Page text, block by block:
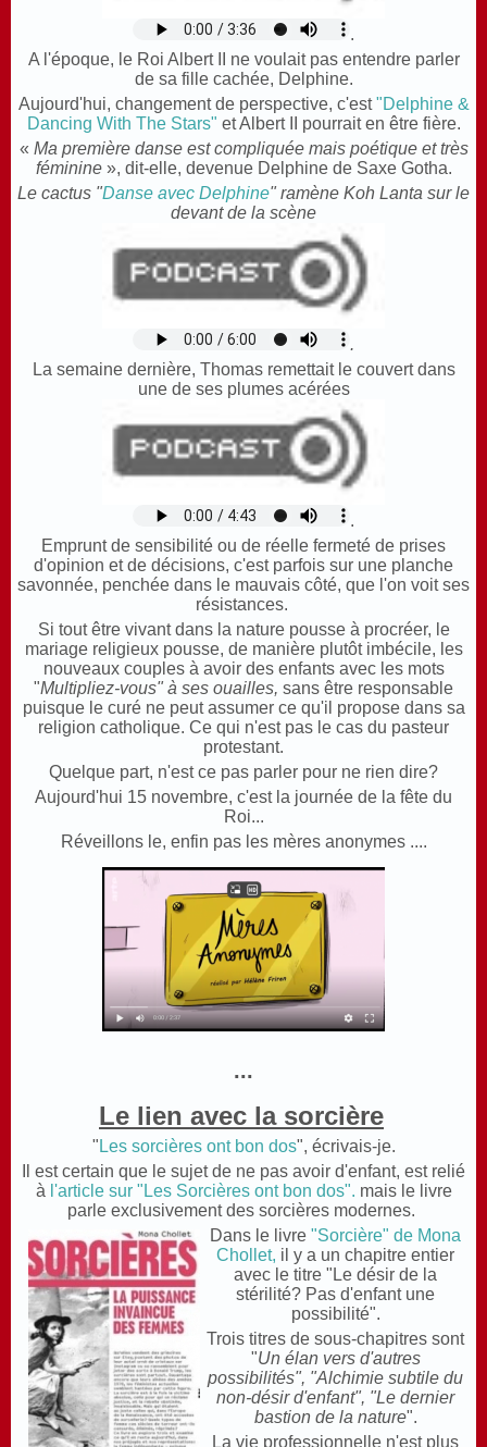
.
A l'époque, le Roi Albert II ne voulait pas entendre parler
de sa fille cachée, Delphine.
Aujourd'hui, changement de perspective, c'est"Delphine &
Dancing With The Stars" et Albert II pourrait en être fière.
« Ma première danse est compliquée mais poétique et très
féminine », dit-elle, devenue Delphine de Saxe Gotha.
Le cactus "Danse avec Delphine" ramène Koh Lanta sur le
devant de la scène
.
La semaine dernière, Thomas remettait le couvert dans
une de ses plumes acérées
.
Emprunt de sensibilité ou de réelle fermeté de prises
d'opinion et de décisions, c'est parfois sur une planche
savonnée, penchée dans le mauvais côté, que l'on voit ses
résistances.
Si tout être vivant dans la nature pousse à procréer, le
mariage religieux pousse, de manière plutôt imbécile, les
nouveaux couples à avoir des enfants avec les mots
"Multipliez-vous" à ses ouailles, sans être responsable
puisque le curé ne peut assumer ce qu'il propose dans sa
religion catholique. Ce qui n'est pas le cas du pasteur
protestant.
Quelque part, n'est ce pas parler pour ne rien dire?
Aujourd'hui 15 novembre, c'est la journée de la fête du
Roi...
Réveillons le, enfin pas les mères anonymes ....
...
Le lien avec la sorcière
" Les sorcières ont bon dos", écrivais-je.
Il est certain que le sujet de ne pas avoir d'enfant, est relié
à l'article sur "Les Sorcières ont bon dos". mais le livre
parle exclusivement des sorcières modernes.
Dans le livre"Sorcière" de Mona
Chollet, il y a un chapitre entier
avec le titre "Le désir de la
stérilité? Pas d'enfant une
possibilité".
Trois titres de sous-chapitres sont
"Un élan vers d'autres
possibilités", "Alchimie subtile du
non-désir d'enfant", "Le dernier
bastion de la nature".
La vie professionnelle n'est plus